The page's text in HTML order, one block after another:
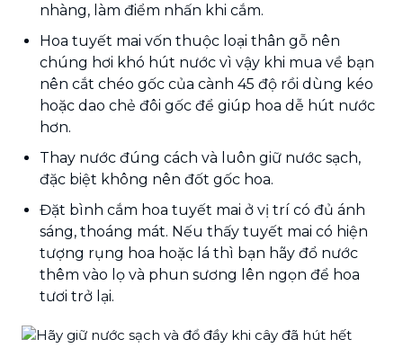
nhàng, làm điểm nhấn khi cắm.
Hoa tuyết mai vốn thuộc loại thân gỗ nên
chúng hơi khó hút nước vì vậy khi mua về bạn
nên cắt chéo gốc của cành 45 độ rồi dùng kéo
hoặc dao chẻ đôi gốc để giúp hoa dễ hút nước
hơn.
Thay nước đúng cách và luôn giữ nước sạch,
đặc biệt không nên đốt gốc hoa.
Đặt bình cắm hoa tuyết mai ở vị trí có đủ ánh
sáng, thoáng mát. Nếu thấy tuyết mai có hiện
tượng rụng hoa hoặc lá thì bạn hãy đổ nước
thêm vào lọ và phun sương lên ngọn để hoa
tươi trở lại.